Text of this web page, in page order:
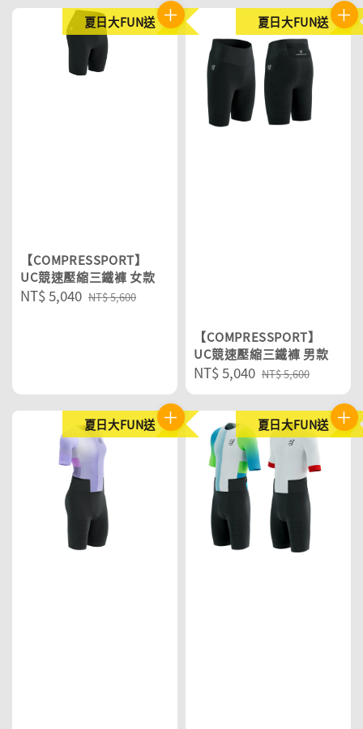
夏日大FUN送
【COMPRESSPORT】
UC競速壓縮三鐵褲 女款
Sale
NT$ 5,040 Regular
NT$ 5,600
夏日大FUN送
【COMPRESSPORT】
UC競速壓縮三鐵褲 男款
Sale
price
NT$ 5,040 Regular
price
NT$ 5,600
夏日大FUN送 夏日大FUN送